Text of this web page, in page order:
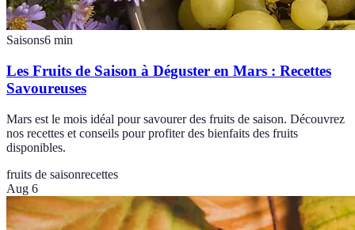
Saisons6 min
Les Fruits de Saison à Déguster en Mars : Recettes
Savoureuses
Mars est le mois idéal pour savourer des fruits de saison. Découvrez
nos recettes et conseils pour profiter des bienfaits des fruits
disponibles.
fruits de saisonrecettes
Aug 6